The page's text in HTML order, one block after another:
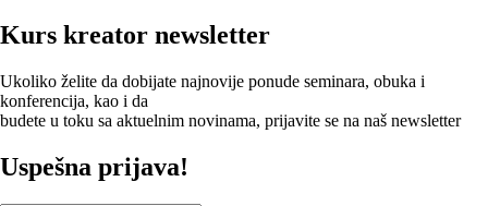
Kurs kreator newsletter
Ukoliko želite da dobijate najnovije ponude seminara, obuka i
konferencija, kao i da
budete u toku sa aktuelnim novinama, prijavite se na naš newsletter
Uspešna prijava!